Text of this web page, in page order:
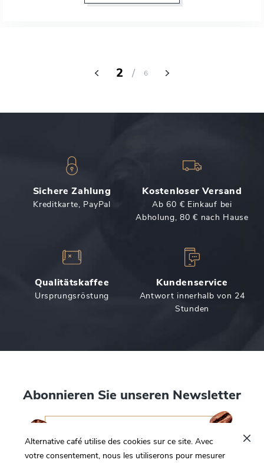
2 / 6
Sichere Zahlung
Kreditkarte, PayPal
Kostenloser Versand
Ab 60 € Einkauf bei
Abholung, 80 € nach Hause
Qualitätskaffee
Ursprungsröstung
Kundenservice
Antwort innerhalb von 24
Stunden
Abonnieren Sie unseren Newsletter
Alternative café utilise des cookies sur ce site. Avec
votre consentement, nous les utiliserons pour mesurer